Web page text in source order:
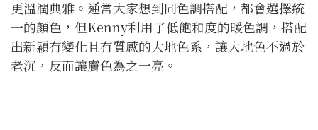
更溫潤典雅。通常大家想到同色調搭配，都會選擇統
一的顏色，但Kenny利用了低飽和度的暖色調，搭配
出新穎有變化且有質感的大地色系，讓大地色不過於
老沉，反而讓膚色為之一亮。